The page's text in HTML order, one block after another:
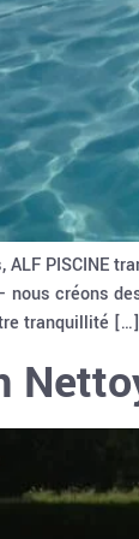
ALF PISCINE
créons
tranquillité […]